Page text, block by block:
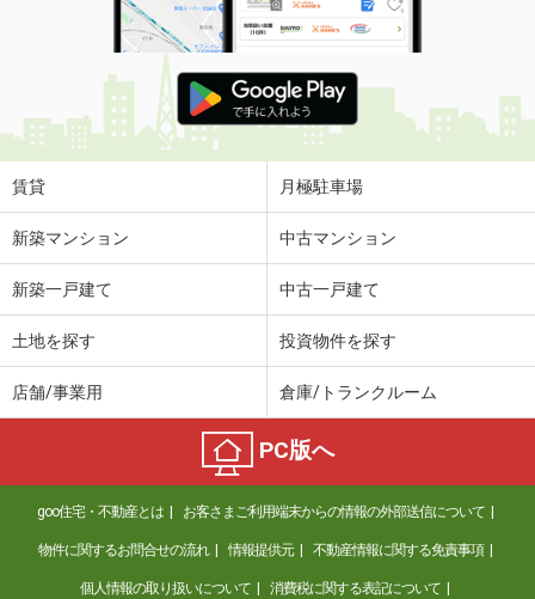
賃貸 月極駐車場
新築マンション 中古マンション
新築一戸建て 中古一戸建て
土地を探す 投資物件を探す
店舗/事業用 倉庫/トランクルーム
PC版へ
goo住宅・不動産とは お客さまご利用端末からの情報の外部送信について
物件に関するお問合せの流れ 情報提供元 不動産情報に関する免責事項
個人情報の取り扱いについて 消費税に関する表記について